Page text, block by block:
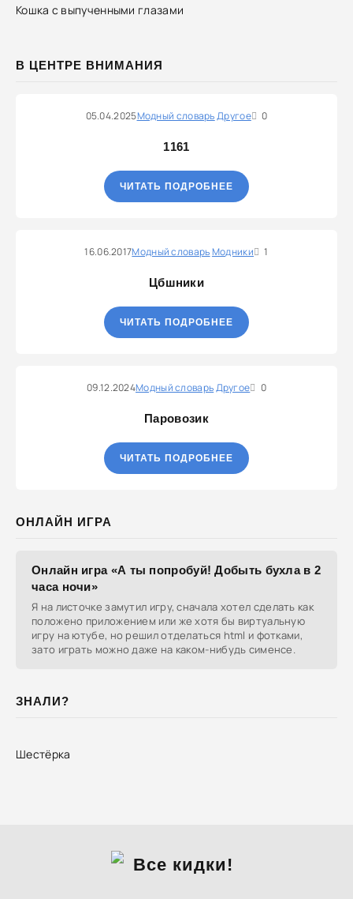
Кошка с выпученными глазами
В ЦЕНТРЕ ВНИМАНИЯ
05.04.2025Модный словарьДругое 0
1161
ЧИТАТЬ ПОДРОБНЕЕ
16.06.2017Модный словарьМодники 1
Цбшники
ЧИТАТЬ ПОДРОБНЕЕ
09.12.2024Модный словарьДругое 0
Паровозик
ЧИТАТЬ ПОДРОБНЕЕ
ОНЛАЙН ИГРА
Онлайн игра «А ты попробуй! Добыть бухла в 2
часа ночи»
Я на листочке замутил игру, сначала хотел сделать как
положено приложением или же хотя бы виртуальную
игру на ютубе, но решил отделаться html и фотками,
зато играть можно даже на каком-нибудь сименсе.
ЗНАЛИ?
Шестёрка